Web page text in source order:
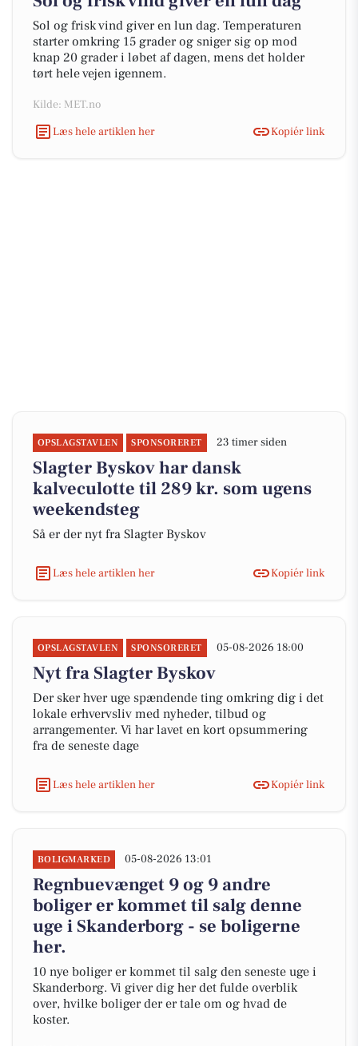
Sol og frisk vind giver en lun dag. Temperaturen
starter omkring 15 grader og sniger sig op mod
knap 20 grader i løbet af dagen, mens det holder
tørt hele vejen igennem.
Kilde: MET.no
Læs hele artiklen her
Kopiér link
OPSLAGSTAVLEN SPONSORERET 23 timer siden
Slagter Byskov har dansk
kalveculotte til 289 kr. som ugens
weekendsteg
Så er der nyt fra Slagter Byskov
Læs hele artiklen her Kopiér link
OPSLAGSTAVLEN SPONSORERET 05-08-2026 18:00
Nyt fra Slagter Byskov
Der sker hver uge spændende ting omkring dig i det
lokale erhvervsliv med nyheder, tilbud og
arrangementer. Vi har lavet en kort opsummering
fra de seneste dage
Læs hele artiklen her Kopiér link
BOLIGMARKED 05-08-2026 13:01
Regnbuevænget 9 og 9 andre
boliger er kommet til salg denne
uge i Skanderborg - se boligerne
her.
10 nye boliger er kommet til salg den seneste uge i
Skanderborg. Vi giver dig her det fulde overblik
over, hvilke boliger der er tale om og hvad de
koster.